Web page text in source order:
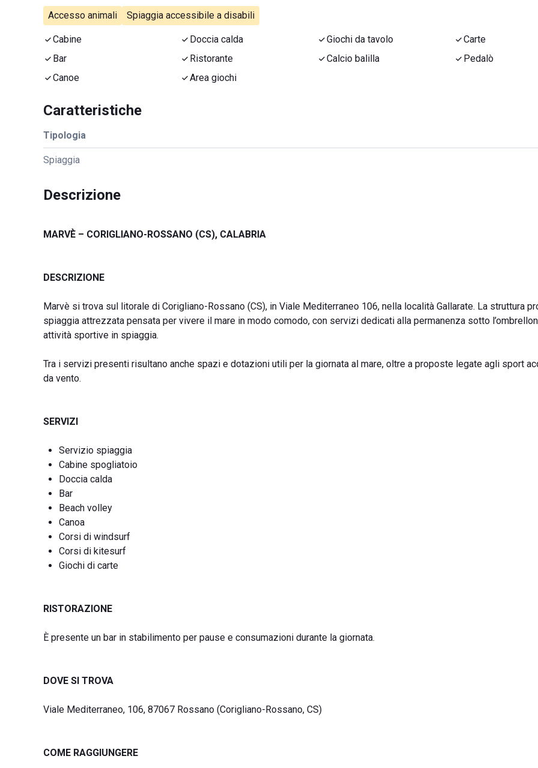
Accesso animali Spiaggia accessibile a disabili
Cabine Doccia calda Giochi da tavolo
Carte
Bar
Ristorante Calcio balilla
Pedalò
Canoe
Area giochi
Caratteristiche
Tipologia
Spiaggia
Descrizione
MARVÈ – CORIGLIANO-ROSSANO (CS), CALABRIA
DESCRIZIONE
Marvè si trova sul litorale di Corigliano-Rossano (CS), in Viale Mediterraneo 106, nella località Gallarate. La struttura
spiaggia attrezzata pensata per vivere il mare in modo comodo, con servizi dedicati alla permanenza sotto
attività sportive in spiaggia.
Tra i servizi presenti risultano anche spazi e dotazioni utili per la giornata al mare, oltre a proposte legate agli sport
da vento.
SERVIZI
Servizio spiaggia
Cabine spogliatoio
Doccia calda
Bar
Beach volley
Canoa
Corsi di windsurf
Corsi di kitesurf
Giochi di carte
RISTORAZIONE
È presente un bar in stabilimento per pause e consumazioni durante la giornata.
DOVE SI TROVA
Viale Mediterraneo, 106, 87067 Rossano (Corigliano-Rossano, CS)
COME RAGGIUNGERE